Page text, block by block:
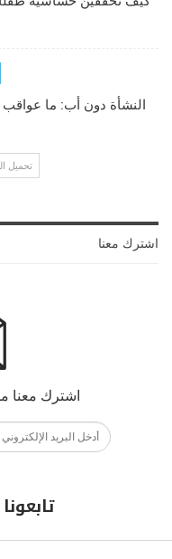
النشأة دون أب: ما عواقب
تحميل
اشترك معنا
اشترك معنا
تابعونا